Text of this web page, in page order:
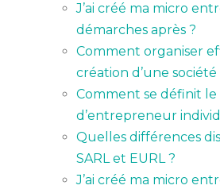
J’ai créé ma micro
démarches après ?
Comment organiser
création d’une société
Comment se définit
d’entrepreneur
Quelles différences
SARL et EURL ?
J’ai créé ma micro